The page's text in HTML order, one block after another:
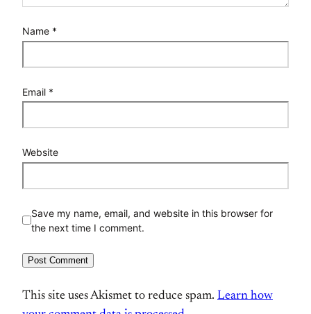
Name *
Email *
Website
Save my name, email, and website in this browser for
the next time I comment.
This site uses Akismet to reduce spam. Learn how